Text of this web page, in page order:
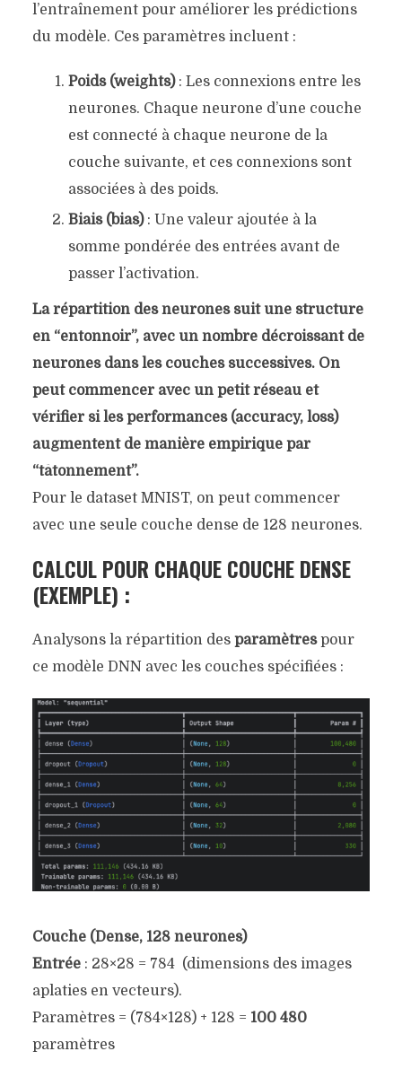
l’entraînement pour améliorer les prédictions
du modèle. Ces paramètres incluent :
Poids (weights): Les connexions entre les
neurones. Chaque neurone d’une couche
est connecté à chaque neurone de la
couche suivante, et ces connexions sont
associées à des poids.
Biais (bias): Une valeur ajoutée à la
somme pondérée des entrées avant de
passer l’activation.
La répartition des neurones suit une structure
en “entonnoir”, avec un nombre décroissant de
neurones dans les couches successives. On
peut commencer avec un petit réseau et
vérifier si les performances (accuracy, loss)
augmentent de manière empirique par
“tâtonnement”.
Pour le dataset MNIST, on peut commencer
avec une seule couche dense de 128 neurones.
CALCUL POUR CHAQUE COUCHE DENSE
(EXEMPLE) :
Analysons la répartition des paramètrespour
ce modèle DNN avec les couches spécifiées :
Couche (Dense, 128 neurones)
Entrée: 28×28 = 784 (dimensions des images
aplaties en vecteurs).
Paramètres = (784×128) + 128 = 100 480
paramètres